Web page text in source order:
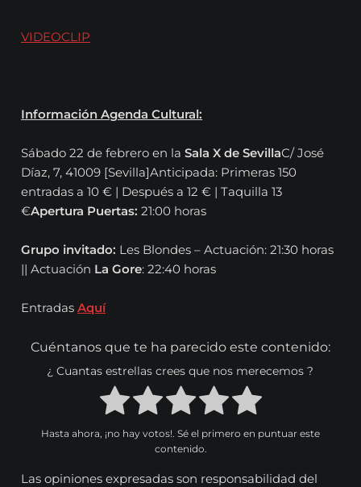
VIDEOCLIP
Información Agenda Cultural:
Sábado 22 de febrero en laSala X de SevillaC/ José
Díaz, 7, 41009 [Sevilla]Anticipada: Primeras 150
entradas a 10 € | Después a 12 € | Taquilla 13
€Apertura Puertas: 21:00 horas
Grupo invitado: Les Blondes – Actuación: 21:30 horas
|| Actuación La Gore: 22:40 horas
EntradasAquí
Cuéntanos que te ha parecido este contenido:
¿ Cuantas estrellas crees que nos merecemos ?
Hasta ahora, ¡no hay votos!. Sé el primero en puntuar este
contenido.
Las opiniones expresadas son responsabilidad del